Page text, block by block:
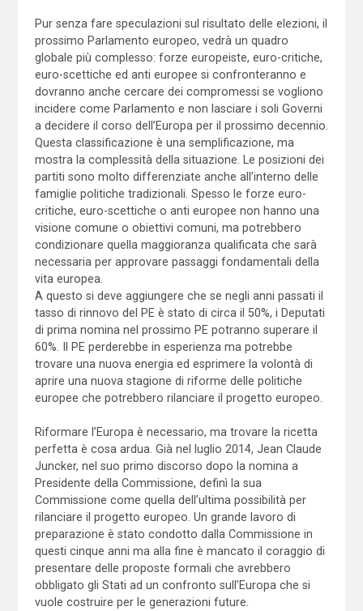
Pur senza fare speculazioni sul risultato delle elezioni, il
prossimo Parlamento europeo, vedrà un quadro
globale più complesso: forze europeiste, euro-critiche,
euro-scettiche ed anti europee si confronteranno e
dovranno anche cercare dei compromessi se vogliono
incidere come Parlamento e non lasciare i soli Governi
a decidere il corso dell’Europa per il prossimo decennio.
Questa classificazione è una semplificazione, ma
mostra la complessità della situazione. Le posizioni dei
partiti sono molto differenziate anche all’interno delle
famiglie politiche tradizionali. Spesso le forze euro-
critiche, euro-scettiche o anti europee non hanno una
visione comune o obiettivi comuni, ma potrebbero
condizionare quella maggioranza qualificata che sarà
necessaria per approvare passaggi fondamentali della
vita europea.
A questo si deve aggiungere che se negli anni passati il
tasso di rinnovo del PE è stato di circa il 50%, i Deputati
di prima nomina nel prossimo PE potranno superare il
60%. Il PE perderebbe in esperienza ma potrebbe
trovare una nuova energia ed esprimere la volontà di
aprire una nuova stagione di riforme delle politiche
europee che potrebbero rilanciare il progetto europeo.
Riformare l’Europa è necessario, ma trovare la ricetta
perfetta è cosa ardua. Già nel luglio 2014, Jean Claude
Juncker, nel suo primo discorso dopo la nomina a
Presidente della Commissione, definì la sua
Commissione come quella dell’ultima possibilità per
rilanciare il progetto europeo. Un grande lavoro di
preparazione è stato condotto dalla Commissione in
questi cinque anni ma alla fine è mancato il coraggio di
presentare delle proposte formali che avrebbero
obbligato gli Stati ad un confronto sull’Europa che si
vuole costruire per le generazioni future.